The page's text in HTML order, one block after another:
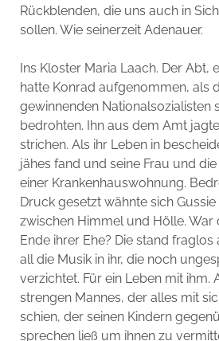
Rückblenden, die uns auch in
sollen. Wie seinerzeit Adenauer.
Ins Kloster Maria Laach. Der Abt,
hatte Konrad aufgenommen, als
gewinnenden Nationalsozialisten
bedrohten. Ihn aus dem Amt
strichen. Als ihr Leben in
jähes fand und seine Frau und
einer Krankenhauswohnung.
Druck gesetzt wähnte sich
zwischen Himmel und Hölle. War
Ende ihrer Ehe? Die stand
all die Musik in ihr, die noch
verzichtet. Für ein Leben mit ihm.
strengen Mannes, der alles mit
schien, der seinen Kindern
sprechen ließ um ihnen zu